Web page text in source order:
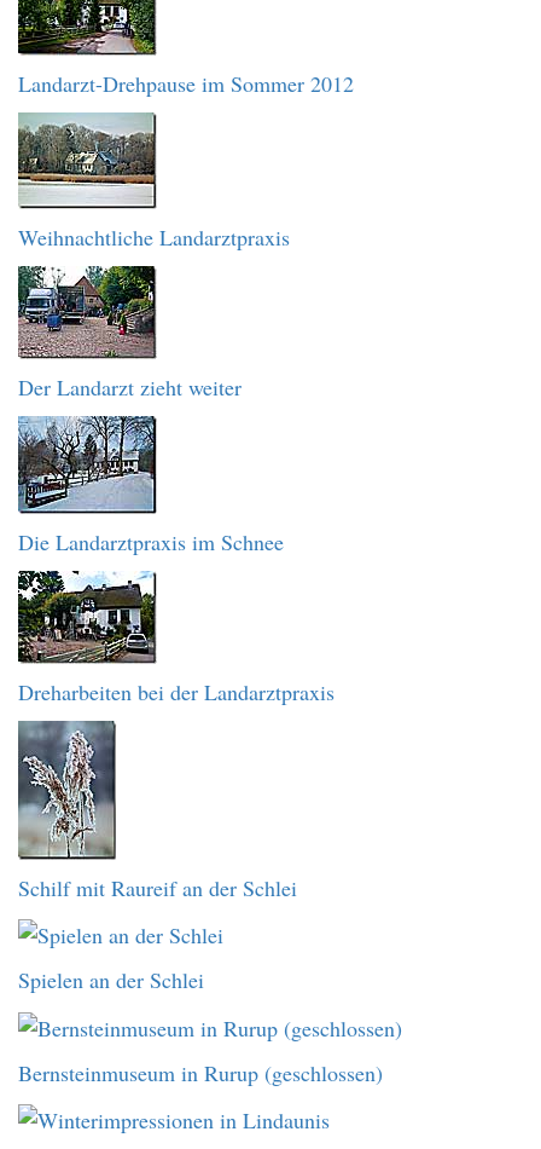
Landarzt-Drehpause im Sommer 2012
Weihnachtliche Landarztpraxis
Der Landarzt zieht weiter
Die Landarztpraxis im Schnee
Dreharbeiten bei der Landarztpraxis
Schilf mit Raureif an der Schlei
Spielen an der Schlei
Bernsteinmuseum in Rurup (geschlossen)